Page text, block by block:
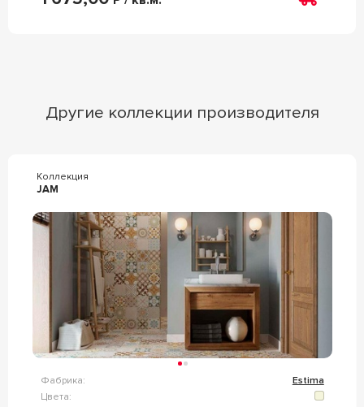
Другие коллекции производителя
Коллекция
JAM
Фабрика:
Estima
Цвета: